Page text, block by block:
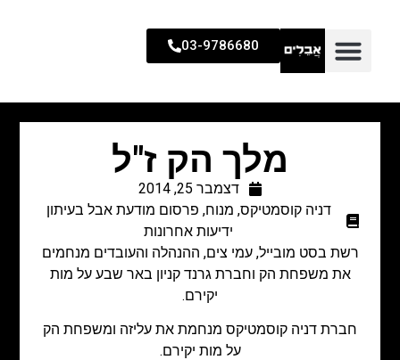
03-9786680
מלך הק ז"ל
דצמבר 25, 2014
דניה קוסמטיקס, מנוח, פרסום מודעת אבל בעיתון
ידיעות אחרונות
רשת בסט מובייל, עמי צים, ההנהלה והעובדים מנחמים
את משפחת הק וחברת גרנד קניון באר שבע על מות
יקירם.
חברת דניה קוסמטיקס מנחמת את עליזה ומשפחת הק
על מות יקירם.